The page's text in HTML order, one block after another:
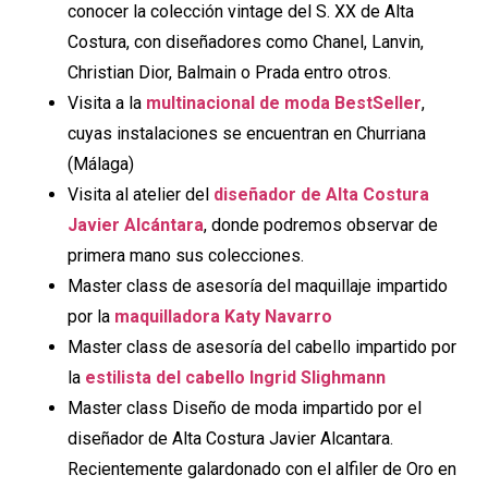
conocer la colección vintage del S. XX de Alta
Costura, con diseñadores como Chanel, Lanvin,
Christian Dior, Balmain o Prada entro otros.
Visita a la multinacional de moda BestSeller,
cuyas instalaciones se encuentran en Churriana
(Málaga)
Visita al atelier del diseñador de Alta Costura
Javier Alcántara, donde podremos observar de
primera mano sus colecciones.
Master class de asesoría del maquillaje impartido
por la maquilladora Katy Navarro
Master class de asesoría del cabello impartido por
la estilista del cabello Ingrid Slighmann
Master class Diseño de moda impartido por el
diseñador de Alta Costura Javier Alcantara.
Recientemente galardonado con el alfiler de Oro en